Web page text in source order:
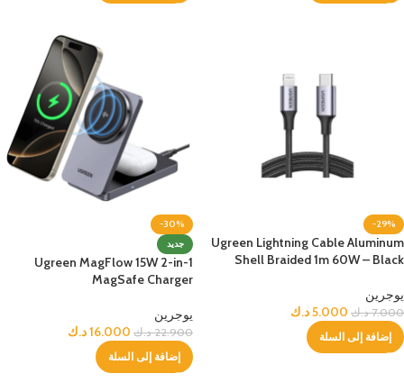
-29%
Ugreen Lightning Cable Aluminum
Shell Braided 1m 60W – Black
يوجرين
7.000 د.ك 5.000د.ك
إضافة إلى السلة
-30%
جديد
Ugreen MagFlow 15W 2-in-1
MagSafe Charger
يوجرين
22.900 د.ك 16.000د.ك
إضافة إلى السلة